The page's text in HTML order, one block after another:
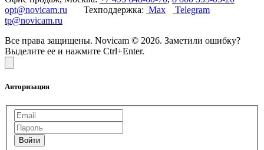
opt@novicam.ru Техподдержка: Max
Telegram
tp@novicam.ru
Все права защищены. Novicam © 2026. Заметили ошибку?
Выделите ее и нажмите Ctrl+Enter.
Авторизация